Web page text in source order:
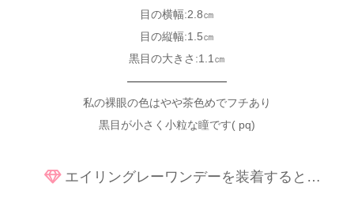
目の横幅:2.8㎝
目の縦幅:1.5㎝
黒目の大きさ:1.1㎝
—————————
私の裸眼の色はやや茶色めでフチあり
黒目が小さく小粒な瞳です( pq)
エイリングレーワンデーを装着すると…